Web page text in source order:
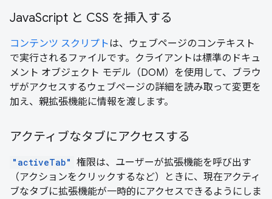
JavaScript と CSS を挿入する
コンテンツ スクリプトは、ウェブページのコンテキスト
で実行されるファイルです。クライアントは標準のドキュ
メント オブジェクト モデル（DOM）を使用して、ブラウ
ザがアクセスするウェブページの詳細を読み取って変更を
加え、親拡張機能に情報を渡します。
アクティブなタブにアクセスする
"activeTab" 権限は、ユーザーが拡張機能を呼び出す
（アクションをクリックするなど）ときに、現在アクティ
ブなタブに拡張機能が一時的にアクセスできるようにしま